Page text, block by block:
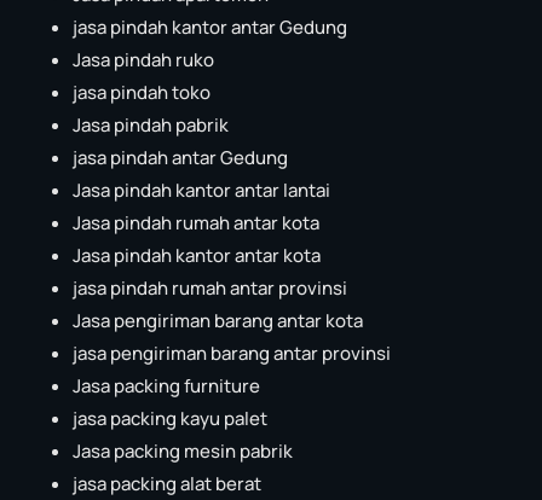
jasa pindah kantor antar Gedung
Jasa pindah ruko
jasa pindah toko
Jasa pindah pabrik
jasa pindah antar Gedung
Jasa pindah kantor antar lantai
Jasa pindah rumah antar kota
Jasa pindah kantor antar kota
jasa pindah rumah antar provinsi
Jasa pengiriman barang antar kota
jasa pengiriman barang antar provinsi
Jasa packing furniture
jasa packing kayu palet
Jasa packing mesin pabrik
jasa packing alat berat